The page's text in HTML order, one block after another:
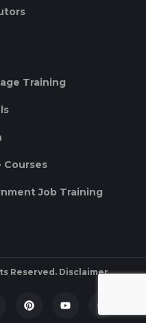
Training
Courses
Job Training
Reserved. Disclaimer